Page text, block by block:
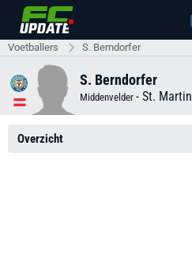
Voetballers S. Berndorfer
S. Berndorfer
Middenvelder - St. Martin
Overzicht